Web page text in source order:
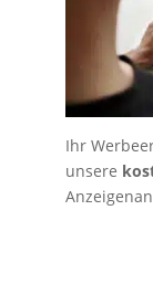
Ihr
unsere